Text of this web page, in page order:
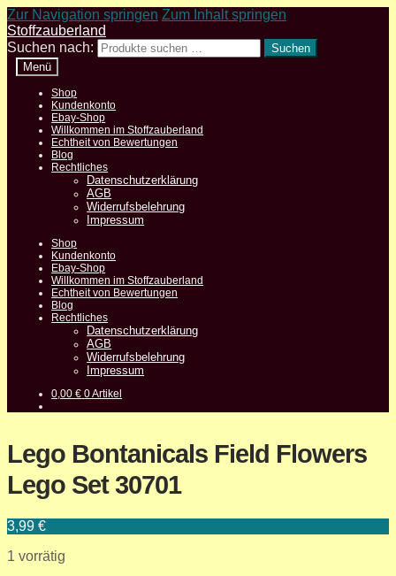
Zur Navigation springen Zum Inhalt springen
Stoffzauberland
Suchen nach:
Suchen
Menü
Shop
Kundenkonto
Ebay-Shop
Willkommen im Stoffzauberland
Echtheit von Bewertungen
Blog
Rechtliches
Datenschutzerklärung
AGB
Widerrufsbelehrung
Impressum
Shop
Kundenkonto
Ebay-Shop
Willkommen im Stoffzauberland
Echtheit von Bewertungen
Blog
Rechtliches
Datenschutzerklärung
AGB
Widerrufsbelehrung
Impressum
0,00€ 0 Artikel
Lego Bontanicals Field Flowers
Lego Set 30701
3,99 €
1 vorrätig